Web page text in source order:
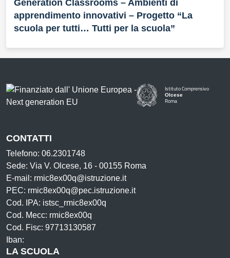
Generation Classrooms – Ambienti di
apprendimento innovativi – Progetto “La
scuola per tutti… Tutti per la scuola”
Istituto Comprensivo
Olcese
Roma
CONTATTI
Telefono: 06.2301748
Sede: Via V. Olcese, 16 - 00155 Roma
E-mail: rmic8ex00q@istruzione.it
PEC: rmic8ex00q@pec.istruzione.it
Cod. IPA: istsc_rmic8ex00q
Cod. Mecc: rmic8ex00q
Cod. Fisc: 97713130587
Iban:
LA SCUOLA